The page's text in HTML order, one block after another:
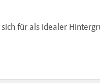
für als idealer